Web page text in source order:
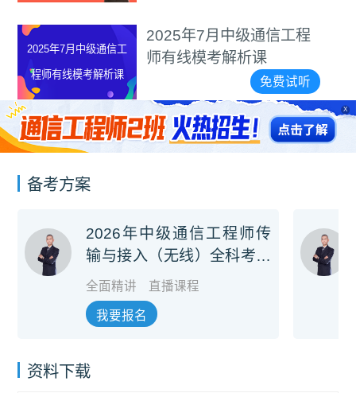
2025年7月中级通信工
程师有线模考解析课
2025年7月中级通信工程
师有线模考解析课
免费试听
X
备考方案
2026年中级通信工程师传
输与接入（无线）全科考前
冲刺班
全面精讲 直播课程
我要报名
资料下载